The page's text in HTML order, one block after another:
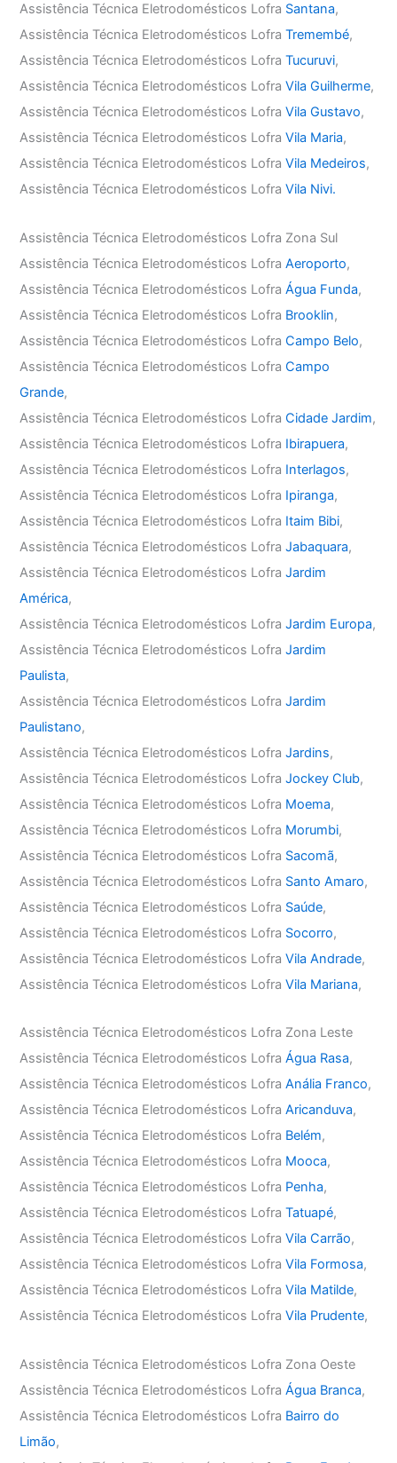
Assistência Técnica Eletrodomésticos Lofra Santana,
Assistência Técnica Eletrodomésticos LofraTremembé,
Assistência Técnica Eletrodomésticos LofraTucuruvi,
Assistência Técnica Eletrodomésticos LofraVila Guilherme,
Assistência Técnica Eletrodomésticos LofraVila Gustavo,
Assistência Técnica Eletrodomésticos LofraVila Maria,
Assistência Técnica Eletrodomésticos LofraVila Medeiros,
Assistência Técnica Eletrodomésticos LofraVila Nivi.
Assistência Técnica Eletrodomésticos Lofra Zona Sul
Assistência Técnica Eletrodomésticos LofraAeroporto,
Assistência Técnica Eletrodomésticos LofraÁgua Funda,
Assistência Técnica Eletrodomésticos Lofra Brooklin,
Assistência Técnica Eletrodomésticos LofraCampo Belo,
Assistência Técnica Eletrodomésticos LofraCampo
Grande,
Assistência Técnica Eletrodomésticos LofraCidade Jardim,
Assistência Técnica Eletrodomésticos Lofra Ibirapuera,
Assistência Técnica Eletrodomésticos Lofra Interlagos,
Assistência Técnica Eletrodomésticos Lofra Ipiranga,
Assistência Técnica Eletrodomésticos Lofra Itaim Bibi,
Assistência Técnica Eletrodomésticos LofraJabaquara,
Assistência Técnica Eletrodomésticos LofraJardim
América,
Assistência Técnica Eletrodomésticos LofraJardim Europa,
Assistência Técnica Eletrodomésticos LofraJardim
Paulista,
Assistência Técnica Eletrodomésticos LofraJardim
Paulistano,
Assistência Técnica Eletrodomésticos LofraJardins,
Assistência Técnica Eletrodomésticos LofraJockey Club,
Assistência Técnica Eletrodomésticos Lofra Moema,
Assistência Técnica Eletrodomésticos Lofra Morumbi,
Assistência Técnica Eletrodomésticos Lofra Sacomã,
Assistência Técnica Eletrodomésticos Lofra Santo Amaro,
Assistência Técnica Eletrodomésticos Lofra Saúde,
Assistência Técnica Eletrodomésticos Lofra Socorro,
Assistência Técnica Eletrodomésticos LofraVila Andrade,
Assistência Técnica Eletrodomésticos LofraVila Mariana,
Assistência Técnica Eletrodomésticos Lofra Zona Leste
Assistência Técnica Eletrodomésticos LofraÁgua Rasa,
Assistência Técnica Eletrodomésticos LofraAnália Franco,
Assistência Técnica Eletrodomésticos LofraAricanduva,
Assistência Técnica Eletrodomésticos Lofra Belém,
Assistência Técnica Eletrodomésticos Lofra Mooca,
Assistência Técnica Eletrodomésticos Lofra Penha,
Assistência Técnica Eletrodomésticos LofraTatuapé,
Assistência Técnica Eletrodomésticos LofraVila Carrão,
Assistência Técnica Eletrodomésticos LofraVila Formosa,
Assistência Técnica Eletrodomésticos LofraVila Matilde,
Assistência Técnica Eletrodomésticos LofraVila Prudente,
Assistência Técnica Eletrodomésticos Lofra Zona Oeste
Assistência Técnica Eletrodomésticos LofraÁgua Branca,
Assistência Técnica Eletrodomésticos Lofra Bairro do
Limão,